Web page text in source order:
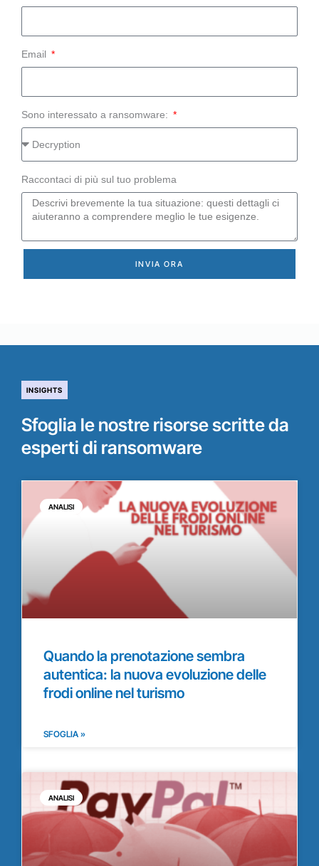
Email
Sono interessato a ransomware:
Raccontaci di più sul tuo problema
INVIA ORA
INSIGHTS
Sfoglia le nostre risorse scritte da
esperti di ransomware
ANALISI
Quando la prenotazione sembra
autentica: la nuova evoluzione delle
frodi online nel turismo
SFOGLIA »
ANALISI